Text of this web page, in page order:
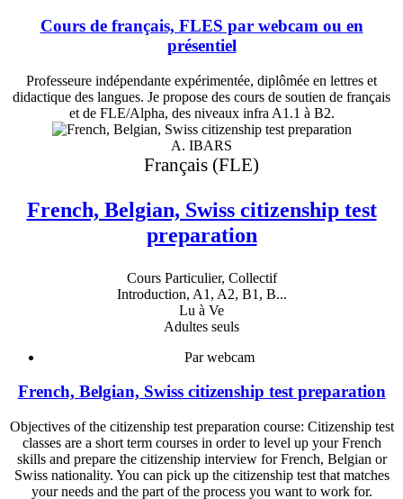
Cours de français, FLES par webcam ou en
présentiel
Professeure indépendante expérimentée, diplômée en lettres et
didactique des langues. Je propose des cours de soutien de français
et de FLE/Alpha, des niveaux infra A1.1 à B2.
A. IBARS
Français (FLE)
French, Belgian, Swiss citizenship test
preparation
Cours Particulier, Collectif
Introduction, A1, A2, B1, B...
Lu à Ve
Adultes seuls
Par webcam
French, Belgian, Swiss citizenship test preparation
Objectives of the citizenship test preparation course: Citizenship test
classes are a short term courses in order to level up your French
skills and prepare the citizenship interview for French, Belgian or
Swiss nationality. You can pick up the citizenship test that matches
your needs and the part of the process you want to work for.